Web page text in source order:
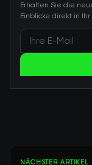
Erhalten Sie die
Einblicke direkt in Ihr
NÄCHSTER ARTIKEL